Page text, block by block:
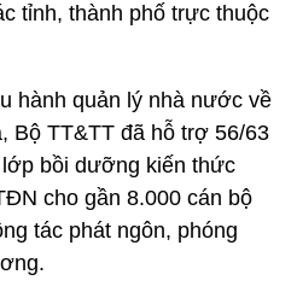
tỉnh, thành phố trực thuộc
hành quản lý nhà nước về
Bộ TT&TT đã hỗ trợ 56/63
bồi dưỡng kiến thức
cho gần 8.000 cán bộ
tác phát ngôn, phóng